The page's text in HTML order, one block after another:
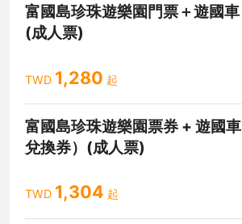
富國島珍珠遊樂園門票＋遊國
(成人票)
TWD 1,280 起
富國島珍珠遊樂園票券 + 遊國
兌換券）(成人票)
TWD 1,304 起